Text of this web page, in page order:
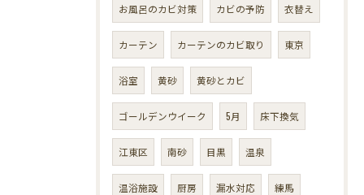
お風呂のカビ対策 カビの予防 衣替え
カーテン カーテンのカビ取り 東京
浴室 黄砂 黄砂とカビ
ゴールデンウイーク 5月 床下換気
江東区 南砂 目黒 温泉
温浴施設 厨房 漏水対応 練馬